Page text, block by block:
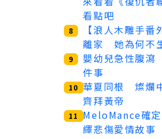
看點吧
8
【浪人木雕手番
離家 她為何不
9
嬰幼兒急性腹
件事
10 華夏同根 燦爛
齊拜黃帝
11
MeloMance確
繹悲傷愛情故事